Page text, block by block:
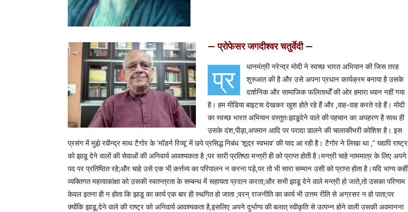
— प्रोफेसर जगदीश्वर चतुर्वेदी —
प्र
धानमंत्री नरेन्द्र मोदी ने स्वच्छ भारत अभियान की जिस तरह
शुरुआत की है और उसे अपना प्रधान कार्यक्रम बनाया है उसके
दार्शनिक और सामाजिक फलितार्थों की ओर हमारा ध्यान नहीं गया
है। हम मीडिया बाइटस देखकर खुश होते रहे हैं और ,वाह-वाह करते रहे हैं। मोदी
का स्वच्छ भारत अभियान वस्तुतःझाडूदेने वाले की पहचान का अपहरण है साथ ही
उसके दंश,पीड़ा,अपमान आदि पर परादा डालने की चालाकीभरी कोशिश है। इस
प्रसंग में मुझे रवीन्द्र माथ टैगोर के ‘मॉडर्न रिव्यू’ में छपे प्रसिद्ध निबंध ‘शूद्र स्वभाव’ की याद आ रही है। टैगोर ने लिखा था ,” यद्यपि राष्ट्र
को झाडू देने वालों की सेवाओं की अनिवार्य आवश्यकता है ;पर सारी प्रतिष्ठा मन्त्री ही को प्राप्त होती है।मन्त्री चाहे नाममात्र के लिए अपने
पद पर प्रतिष्ठित रहे;और चाहे उसे एक भी कर्त्तव्य का परिपालन न करना पड़े,पर तो भी सारा सम्मान उसी को प्राप्त होता है।यदि भाग्य कहीं
व्यक्तिगत महत्वाकांक्षा को उसकी स्वतन्त्रता के सम्बन्ध में सहायता प्रदान करता;और सभी झाडू देने वाले मन्त्री हो जाते,तो उसका परिणाम
केवल इतना ही न होता कि झाडू का कार्य एक बार ही स्थगित हो जाता ;वरन् राजनीति का कार्य भी उत्तम रीति से अग्रसर न हो पाता;पर
क्योंकि झाडू,देने वाले की राष्ट्र को अनिवार्य आवश्यकता है,इसलिए अपने दुर्भाग्य की बलात् स्वीकृति से उत्पन्न होने वाली उसकी अवमानना